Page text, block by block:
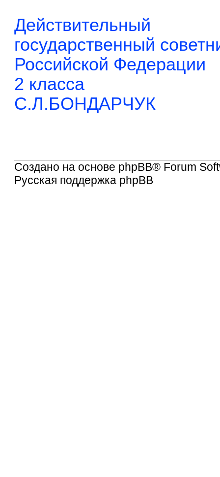
Действительный
государственный
Российской Федерации
2 класса
С.Л.БОНДАРЧУК
Создано на основе phpBB® Forum
Русская поддержка phpBB